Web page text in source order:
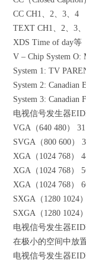
CC CH1、2、3、4
TEXT CH1、2、3
XDS Time of day等
V – Chip System O:
System 1: TV
System 2: Canadian
System 3: Canadian
电视信号发生器
VGA（640 480）
SVGA（800 600）
XGA（1024 768）
XGA（1024 768）
XGA（1024 768）
SXGA（1280 1024
SXGA（1280 1024
电视信号发生器
在极小的空间中放
电视信号发生器